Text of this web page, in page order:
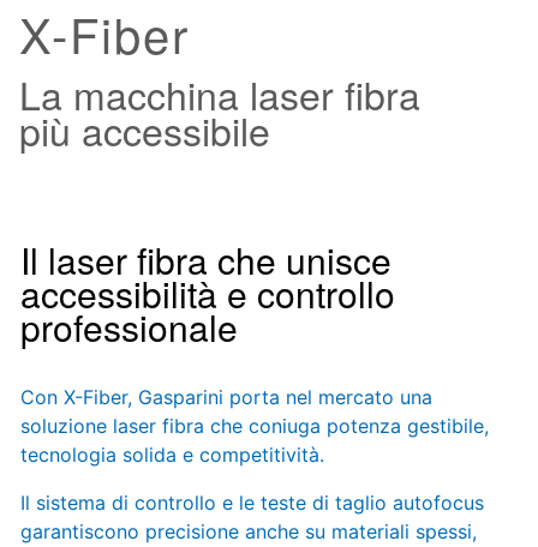
X-Fiber
La macchina laser fibra
più accessibile
Il laser fibra che unisce
accessibilità e controllo
professionale
Con X-Fiber, Gasparini porta nel mercato una
soluzione laser fibra che coniuga potenza gestibile,
tecnologia solida e competitività.
Il sistema di controllo e le teste di taglio autofocus
garantiscono precisione anche su materiali spessi,